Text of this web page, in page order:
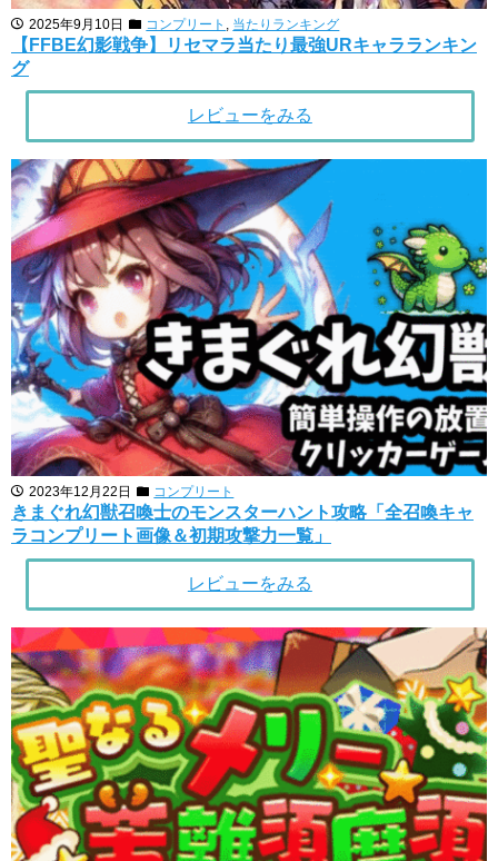
2025年9月10日 コンプリート 当たりランキング
【FFBE幻影戦争】リセマラ当たり最強URキャラランキン
グ
レビューをみる
2023年12月22日 コンプリート
きまぐれ幻獣召喚士のモンスターハント攻略「全召喚キャ
ラコンプリート画像＆初期攻撃力一覧」
レビューをみる